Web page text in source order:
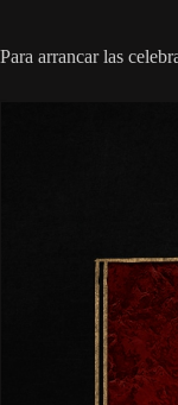
Para arrancar las